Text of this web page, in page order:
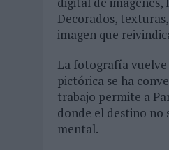
Decorados,
imagen que
La fotografía vuelve
pictórica se ha
trabajo permite a
donde el destino no
mental.